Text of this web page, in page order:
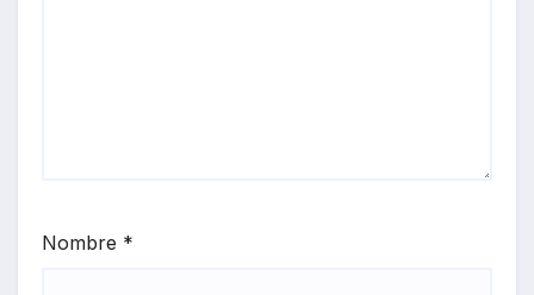
Nombre *